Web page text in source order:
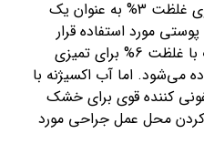
مختلفی هستند. محصولات حاوی غلظت 3% به عنوان یک
مورد استفاده قرار
می‌گیرند. در حالی که محصولات با غلظت 6% برای تمیزی
می‌شود. اما آب اکسیژنه با
کننده قوی برای خشک
محل عمل جراحی مورد